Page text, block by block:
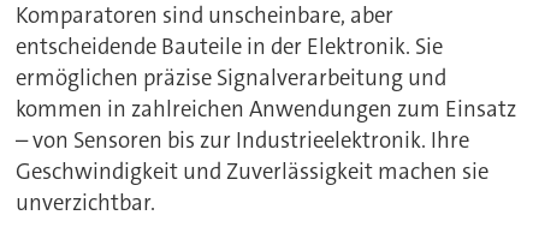
Komparatoren sind unscheinbare, aber
entscheidende Bauteile in der Elektronik. Sie
ermöglichen präzise Signalverarbeitung und
kommen in zahlreichen Anwendungen zum Einsatz
– von Sensoren bis zur Industrieelektronik. Ihre
Geschwindigkeit und Zuverlässigkeit machen sie
unverzichtbar.